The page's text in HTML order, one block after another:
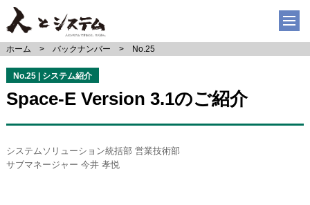
ホーム バックナンバー No.25
No.25 | システム紹介
Space-E Version 3.1のご紹介
システムソリューション統括部 営業技術部
サブマネージャー 今井 孝悦